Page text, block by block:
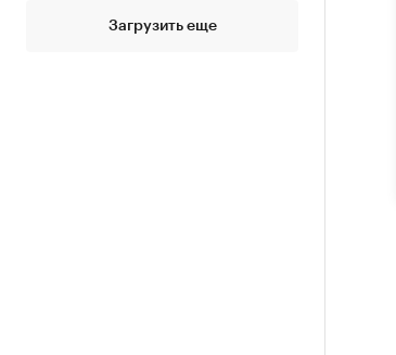
Загрузить еще